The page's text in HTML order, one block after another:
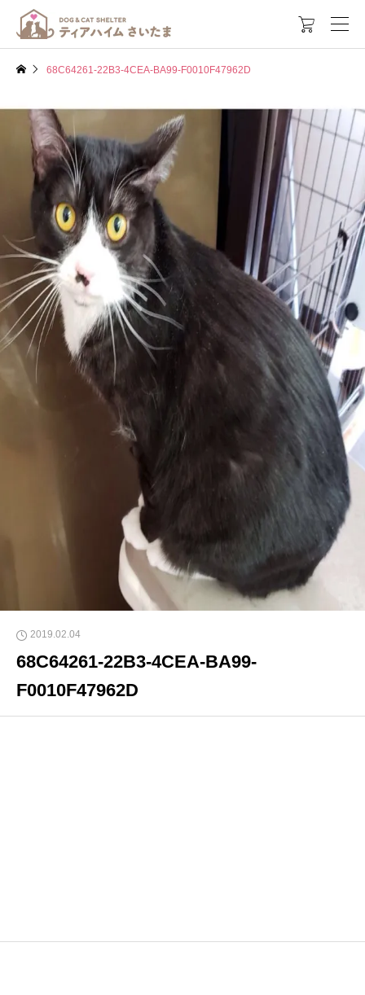

68C64261-22B3-4CEA-BA99-F0010F47962D
2019.02.04
68C64261-22B3-4CEA-BA99-
F0010F47962D